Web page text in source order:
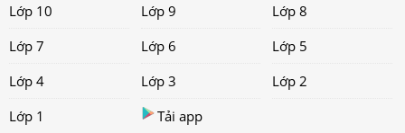
Lớp 10
Lớp 9
Lớp 8
Lớp 7
Lớp 6
Lớp 5
Lớp 4
Lớp 3
Lớp 2
Lớp 1
Tải app